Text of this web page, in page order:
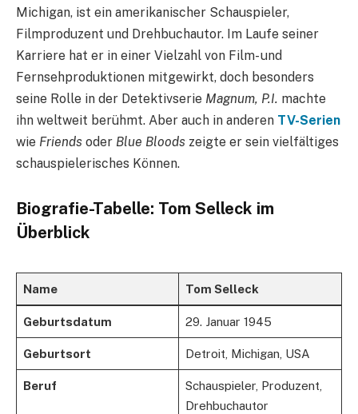
Michigan, ist ein amerikanischer Schauspieler,
Filmproduzent und Drehbuchautor. Im Laufe seiner
Karriere hat er in einer Vielzahl von Film- und
Fernsehproduktionen mitgewirkt, doch besonders
seine Rolle in der Detektivserie Magnum, P.I. machte
ihn weltweit berühmt. Aber auch in anderen TV-Serien
wie Friends oder Blue Bloods zeigte er sein vielfältiges
schauspielerisches Können.
Biografie-Tabelle: Tom Selleck im
Überblick
Name Tom Selleck
Geburtsdatum 29. Januar 1945
Geburtsort Detroit, Michigan, USA
Beruf
Schauspieler, Produzent,
Drehbuchautor